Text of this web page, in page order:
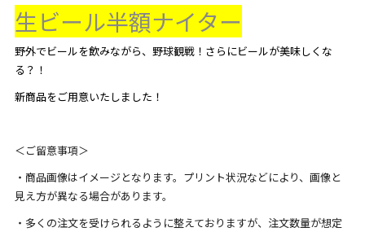
生ビール半額ナイター
野外でビールを飲みながら、野球観戦！さらにビールが美味しくな
る？！
新商品をご用意いたしました！
＜ご留意事項＞
・商品画像はイメージとなります。プリント状況などにより、画像と
見え方が異なる場合があります。
・多くの注文を受けられるように整えておりますが、注文数量が想定